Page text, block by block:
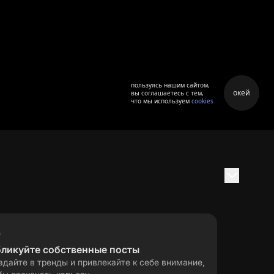
собственные посты
в тренды и привлекайте к себе внимание,
пользуясь нашим сайтом,
вы соглашаетесь с тем,
что мы используем cookies
окей